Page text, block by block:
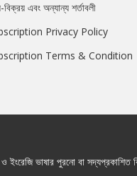
এবং অন্যান্য শর্তাবলী
Privacy Policy
Terms & Condition
ইংরেজি ভাষার পুরনো বা